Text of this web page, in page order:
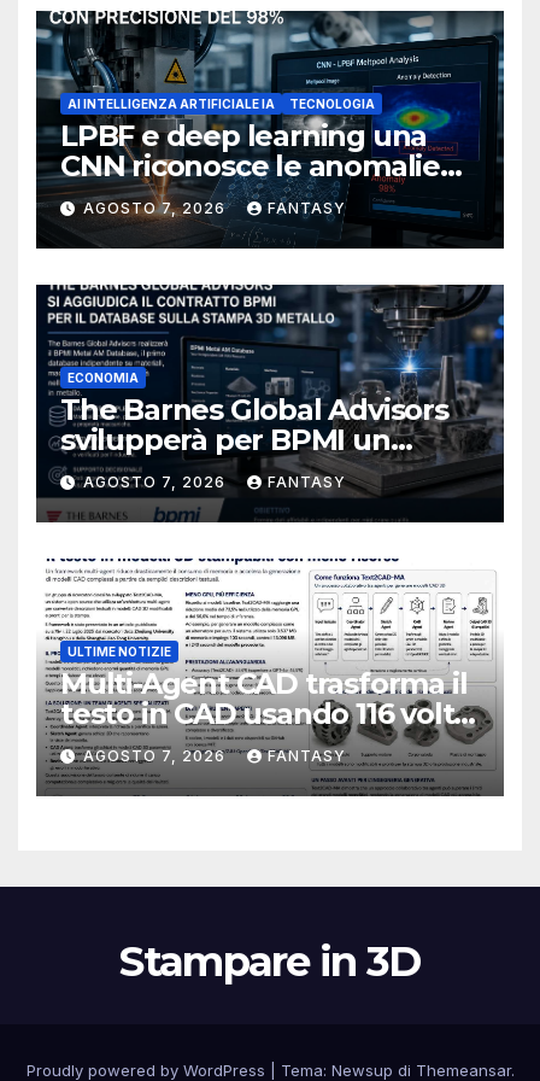
AI INTELLIGENZA ARTIFICIALE IA TECNOLOGIA
LPBF e deep learning una
CNN riconosce le anomalie
del bagno di fusione
AGOSTO 7, 2026 FANTASY
ECONOMIA
The Barnes Global Advisors
svilupperà per BPMI un
database per la stampa 3D
metallica destinata alla filiera
navale statunitense
AGOSTO 7, 2026 FANTASY
ULTIME NOTIZIE
Multi-Agent CAD trasforma il
testo in CAD usando 116 volte
meno token
AGOSTO 7, 2026 FANTASY
Stampare in 3D
Proudly powered by WordPress Tema: Newsup di Themeansar.